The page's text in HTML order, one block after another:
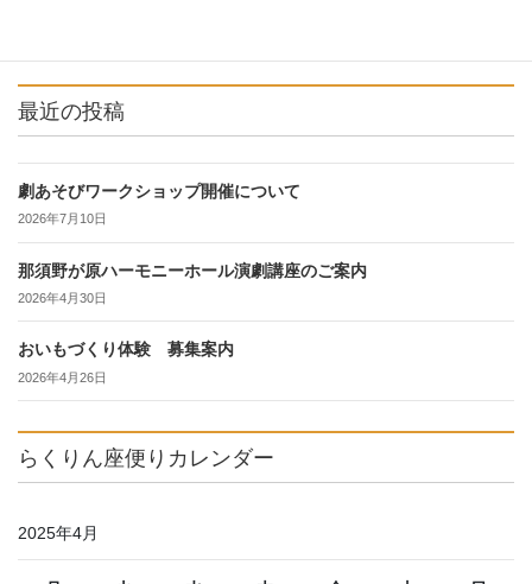
最近の投稿
劇あそびワークショップ開催について
2026年7月10日
那須野が原ハーモニーホール演劇講座のご案内
2026年4月30日
おいもづくり体験 募集案内
2026年4月26日
らくりん座便りカレンダー
2025年4月